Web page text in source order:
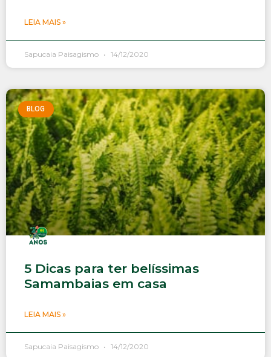
LEIA MAIS »
Sapucaia Paisagismo 14/12/2020
BLOG
5 Dicas para ter belíssimas
Samambaias em casa
LEIA MAIS »
Sapucaia Paisagismo 14/12/2020